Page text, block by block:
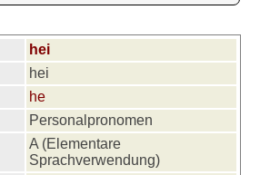
hei
hei
he
Personalpronomen
A (Elementare
Sprachverwendung)